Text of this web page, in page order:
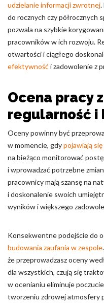
udzielanie informacji zwrotnej.
do rocznych czy półrocznych
pozwala na szybkie
pracowników w ich rozwoju.
otwartości i ciągłego
efektywność i zadowolenie z
Ocena pracy
regularność i
Oceny powinny być
w momencie, gdypojawiają
na bieżąco monitorować
i wprowadzać potrzebne
pracownicy mają szansę na
i doskonalenie swoich
wyników i większego
Konsekwentne podejście do
budowania zaufania w zespole
że przeprowadzasz oceny
dla wszystkich, czują się
w ocenianiu eliminuje
tworzeniu zdrowej atmosfery